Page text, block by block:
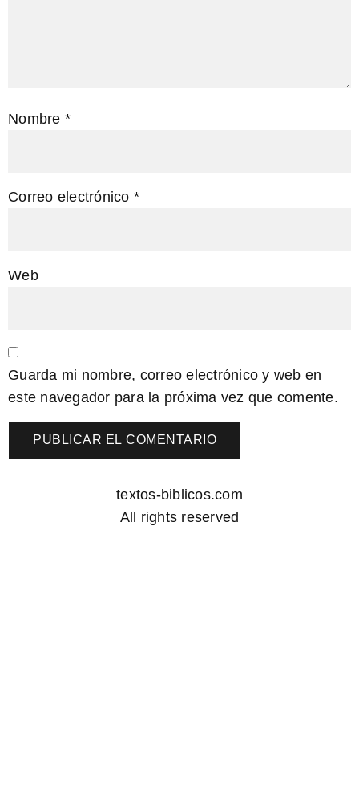
Nombre *
Correo electrónico *
Web
Guarda mi nombre, correo electrónico y web en
este navegador para la próxima vez que comente.
textos-biblicos.com
All rights reserved